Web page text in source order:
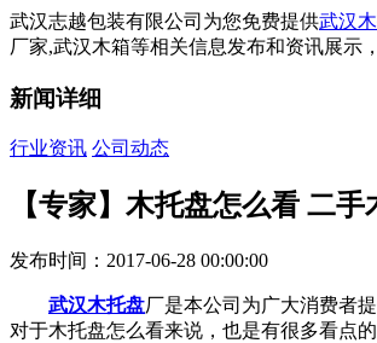
武汉志越包装有限公司为您免费提供武汉
厂家,武汉木箱等相关信息发布和资讯展示
新闻详细
行业资讯 公司动态
【专家】木托盘怎么看 二
发布时间：2017-06-28 00:00:00
武汉木托盘厂是本公司为广大消费者
对于木托盘怎么看来说，也是有很多看点